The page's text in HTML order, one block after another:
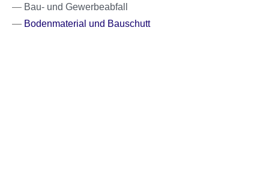
Bau- und Gewerbeabfall
Bodenmaterial und Bauschutt